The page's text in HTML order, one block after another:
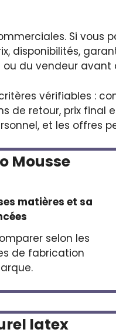
Si vous
disponibilités,
du vendeur avant
vérifiables :
de retour, prix
et les offres
Mousse
matières et sa
selon les
de fabrication
latex